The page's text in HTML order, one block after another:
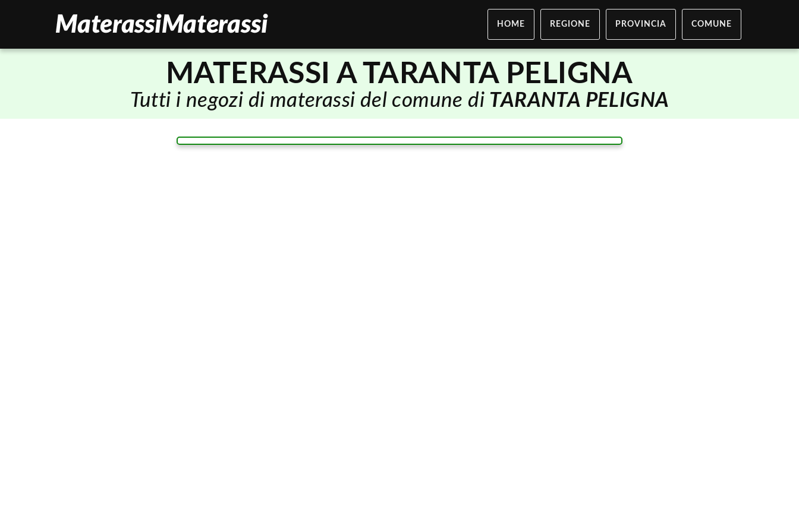
HOME REGIONE PROVINCIA COMUNE
MATERASSI A TARANTA PELIGNA
Tutti i negozi di materassi del comune di TARANTA PELIGNA